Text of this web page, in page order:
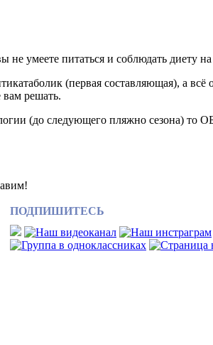
умеете питаться и соблюдать диету на
(первая составляющая), а
решать.
(до следующего пляжно сезона)
ПОДПИШИТЕСЬ